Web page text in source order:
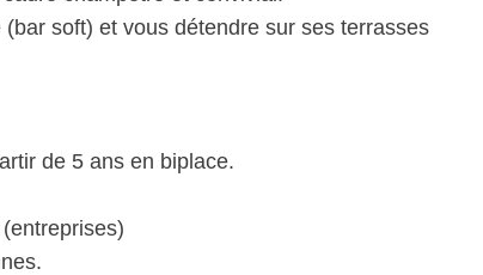
soft) et vous détendre sur ses terrasses
de 5 ans en biplace.